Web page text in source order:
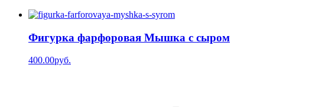
Фигурка фарфоровая Мышка с сыром
400.00руб.